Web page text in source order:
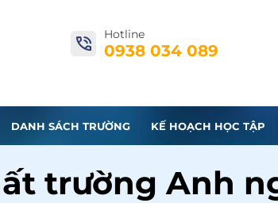
Hotline
0938 034 089
DANH SÁCH TRƯỜNG KẾ HOẠCH HỌC TẬP
trường Anh